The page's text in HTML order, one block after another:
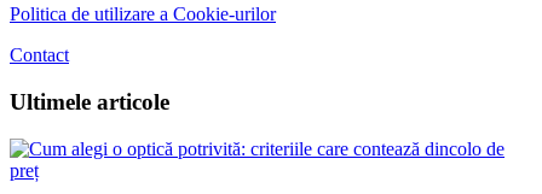
Politica de utilizare a Cookie-urilor
Contact
Ultimele articole